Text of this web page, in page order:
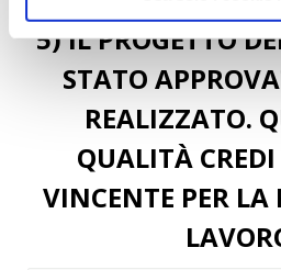
5) IL PROGETTO
STATO
REALIZZATO.
QUALITÀ
VINCENTE PER LA